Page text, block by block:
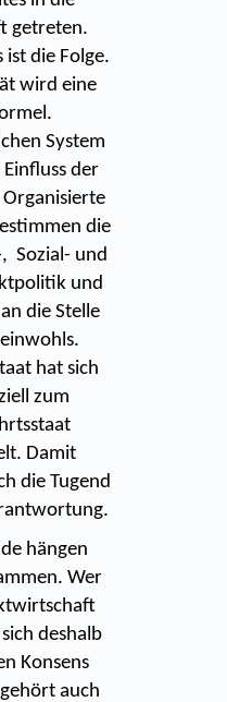
getreten.
ist die Folge.
wird eine
System
der
die
Sozial- und
und
die Stelle
hat sich
zum
Damit
die Tugend
hängen
Wer
deshalb
Konsens
auch